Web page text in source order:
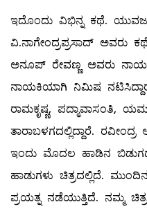
ಇದೊಂದು ವಿಭಿನ್ನ ಕಥೆ.
ವಿ.ನಾಗೇಂದ್ರಪ್ರಸಾದ್ ಅವರು
ಅನೂಪ್ ರೇವಣ್ಣ ಅವರು
ನಾಯಕಿಯಾಗಿ ನಿಮಿಷ
ರಾಮಕೃಷ್ಣ, ಪದ್ಮಾವಾಸಂತಿ,
ತಾರಾಬಳಗದಲ್ಲಿದ್ದಾರೆ.
ಇಂದು ಮೊದಲ ಹಾಡಿನ
ಹಾಡುಗಳು ಚಿತ್ರದಲ್ಲಿದೆ.
ಪ್ರಯತ್ನ ನಡೆಯುತ್ತಿದೆ. ನಮ್ಮ